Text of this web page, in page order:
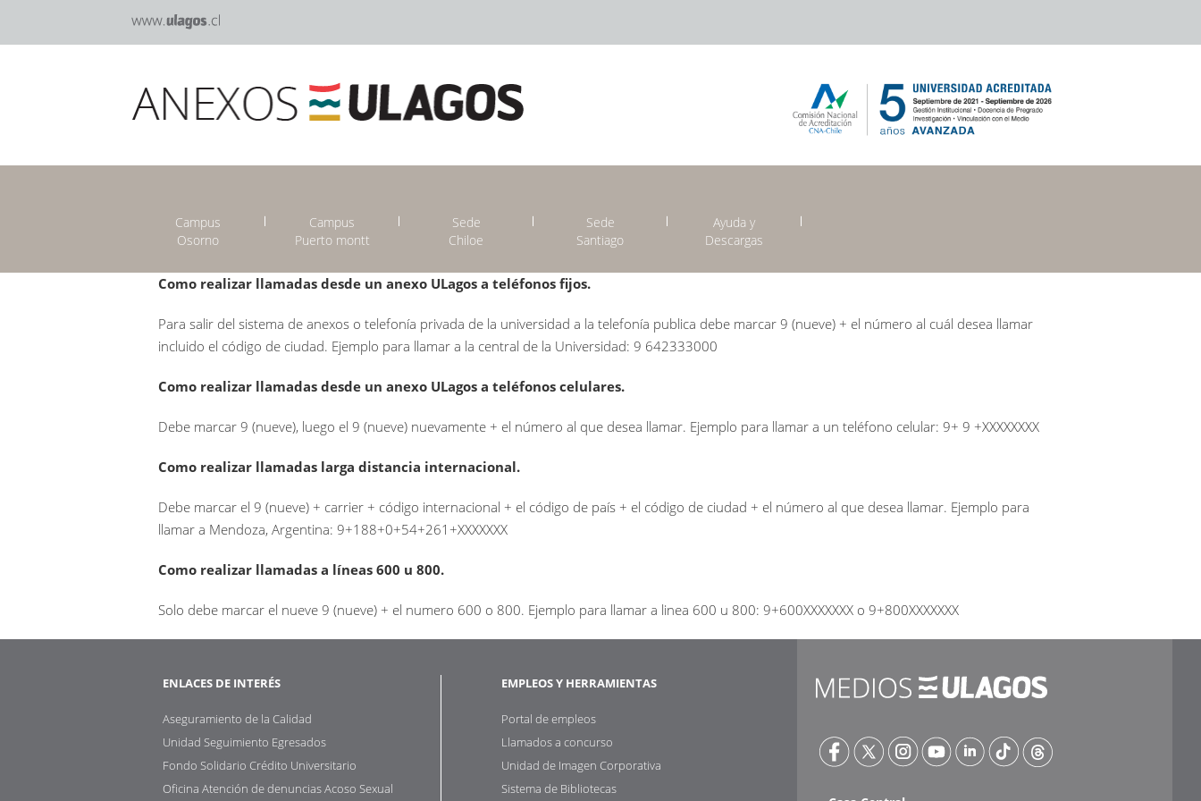
Campus
Osorno
Campus
Puerto montt
Sede
Chiloe
Sede
Santiago
Ayuda y
Descargas
Como realizar llamadas desde un anexo ULagos a teléfonos fijos.
Para salir del sistema de anexos o telefonía privada de la universidad a la telefonía publica debe marcar 9 (nueve) + el número al cuál desea llamar
incluido el código de ciudad. Ejemplo para llamar a la central de la Universidad: 9 642333000
Como realizar llamadas desde un anexo ULagos a teléfonos celulares.
Debe marcar 9 (nueve), luego el 9 (nueve) nuevamente + el número al que desea llamar. Ejemplo para llamar a un teléfono celular: 9+ 9 +XXXXXXXX
Como realizar llamadas larga distancia internacional.
Debe marcar el 9 (nueve) + carrier + código internacional + el código de país + el código de ciudad + el número al que desea llamar. Ejemplo para
llamar a Mendoza, Argentina: 9+188+0+54+261+XXXXXXX
Como realizar llamadas a líneas 600 u 800.
Solo debe marcar el nueve 9 (nueve) + el numero 600 o 800. Ejemplo para llamar a linea 600 u 800: 9+600XXXXXXX o 9+800XXXXXXX
ENLACES DE INTERÉS
Aseguramiento de la Calidad
Unidad Seguimiento Egresados
Fondo Solidario Crédito Universitario
Oficina Atención de denuncias Acoso Sexual
EMPLEOS Y HERRAMIENTAS
Portal de empleos
Llamados a concurso
Unidad de Imagen Corporativa
Sistema de Bibliotecas